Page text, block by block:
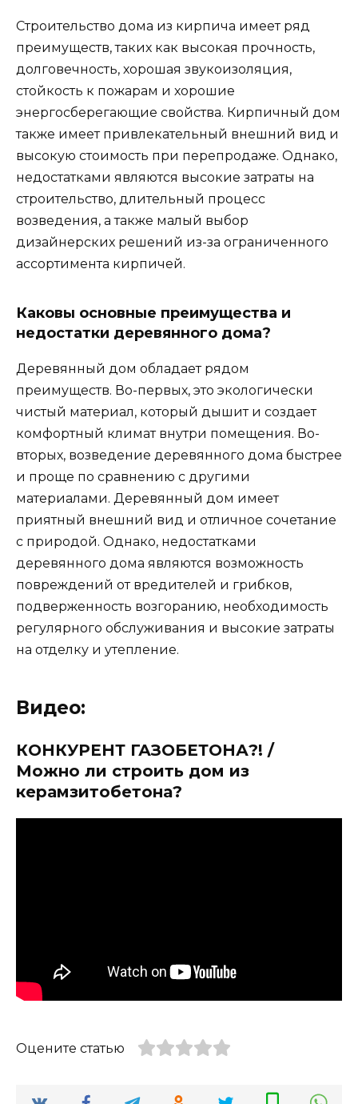
Строительство дома из кирпича имеет ряд
преимуществ, таких как высокая прочность,
долговечность, хорошая звукоизоляция,
стойкость к пожарам и хорошие
энергосберегающие свойства. Кирпичный дом
также имеет привлекательный внешний вид и
высокую стоимость при перепродаже. Однако,
недостатками являются высокие затраты на
строительство, длительный процесс
возведения, а также малый выбор
дизайнерских решений из-за ограниченного
ассортимента кирпичей.
Каковы основные преимущества и
недостатки деревянного дома?
Деревянный дом обладает рядом
преимуществ. Во-первых, это экологически
чистый материал, который дышит и создает
комфортный климат внутри помещения. Во-
вторых, возведение деревянного дома быстрее
и проще по сравнению с другими
материалами. Деревянный дом имеет
приятный внешний вид и отличное сочетание
с природой. Однако, недостатками
деревянного дома являются возможность
повреждений от вредителей и грибков,
подверженность возгоранию, необходимость
регулярного обслуживания и высокие затраты
на отделку и утепление.
Видео:
КОНКУРЕНТ ГАЗОБЕТОНА?! /
Можно ли строить дом из
керамзитобетона?
Оцените статью